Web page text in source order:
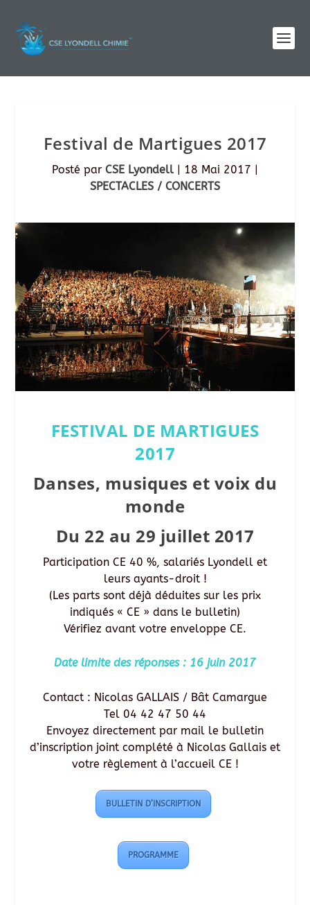
Festival de Martigues 2017
Posté par CSE Lyondell | 18 Mai 2017 |
SPECTACLES / CONCERTS
FESTIVAL DE MARTIGUES
2017
Danses, musiques et voix du
monde
Du 22 au 29 juillet 2017
Participation CE 40 %, salariés Lyondell et
leurs ayants-droit !
(Les parts sont déjà déduites sur les prix
indiqués « CE » dans le bulletin)
Vérifiez avant votre enveloppe CE.
Date limite des réponses : 16 juin 2017
Contact : Nicolas GALLAIS / Bât Camargue
Tel 04 42 47 50 44
Envoyez directement par mail le bulletin
d’inscription joint complété à Nicolas Gallais et
votre règlement à l’accueil CE !
BULLETIN D’INSCRIPTION
PROGRAMME